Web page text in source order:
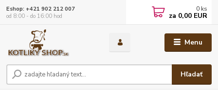
Menu
Hľadať
Eshop: +421 902 212 007
od 8:00 - do 16:00 hod
0 ks
za 0,00 EUR